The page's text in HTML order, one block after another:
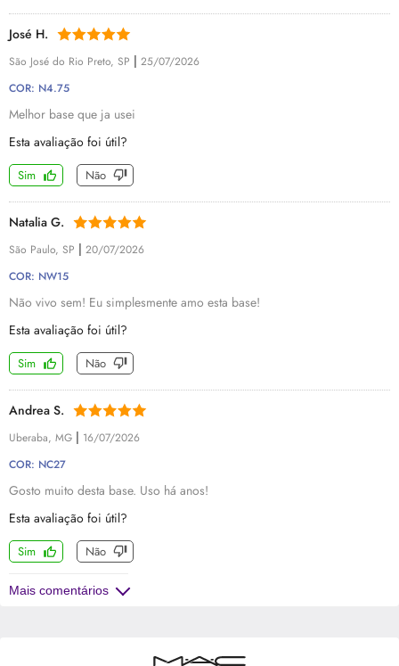
José H.
São José do Rio Preto, SP | 25/07/2026
COR: N4.75
Melhor base que ja usei
Esta avaliação foi útil?
Sim Não
Natalia G.
São Paulo, SP | 20/07/2026
COR: NW15
Não vivo sem! Eu simplesmente amo esta base!
Esta avaliação foi útil?
Sim Não
Andrea S.
Uberaba, MG | 16/07/2026
COR: NC27
Gosto muito desta base. Uso há anos!
Esta avaliação foi útil?
Sim Não
Mais comentários